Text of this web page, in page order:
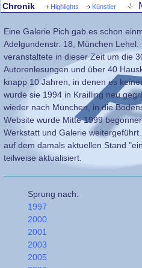
Chronik Highlights Künstler
Eine Galerie Pich gab es schon
Adelgundenstr. 18, München
veranstaltete in dieser Zeit um die
Autorenlesungen und über 40
knapp 10 Jahren, in denen es
wurde sie 1994 in Krailling neu
wieder nach München, in die
Website wurde Mitte 1999
Werkstatt und Galerie
auf dem damals aktuellen Stand
teilweise aktualisiert.
Sprung nach:
1997
2000
2001
2003
2005